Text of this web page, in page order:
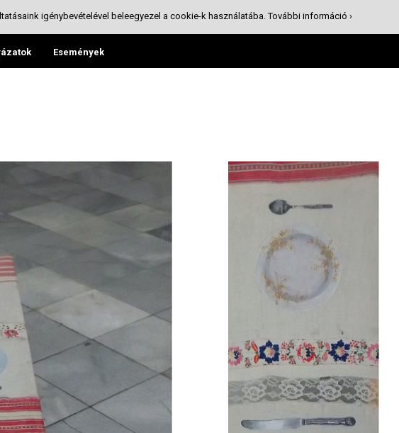
Események
igénybevételével beleegyezel a cookie-k használatába.További információ ›